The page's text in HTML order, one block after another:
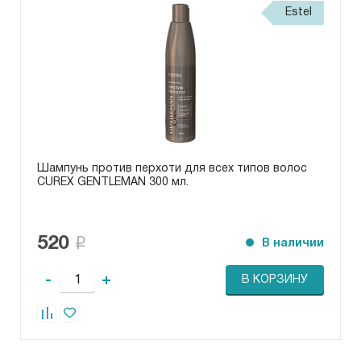
Estel
Шампунь против перхоти для всех типов волос
CUREX GENTLEMAN 300 мл.
520 В наличии
- + В КОРЗИНУ